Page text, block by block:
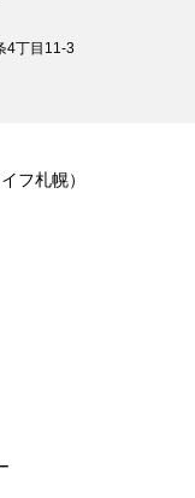
4丁目11-3
フ札幌）